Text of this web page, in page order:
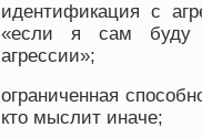
идентификация с
«если я сам буду
агрессии»;
ограниченная
кто мыслит иначе;